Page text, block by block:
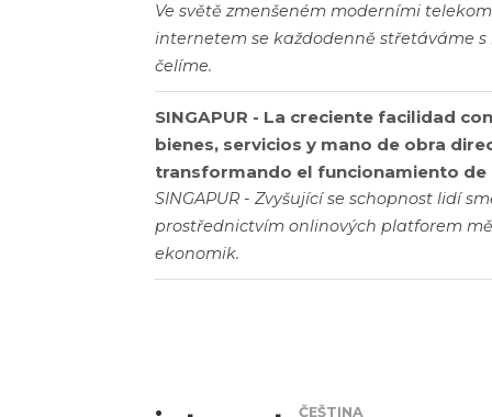
Ve světě zmenšeném moderními
internetem se každodenně střetáváme
čelíme.
SINGAPUR - La creciente facilidad
bienes, servicios y mano de obra
transformando el funcionamiento
SINGAPUR - Zvyšující se schopnost lidí
prostřednictvím onlinových platforem
ekonomik.
ČEŠTINA